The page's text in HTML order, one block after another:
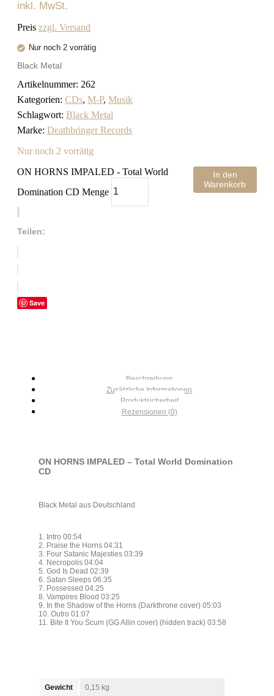
inkl. MwSt.
Preis zzgl. Versand
Nur noch 2 vorrätig
Black Metal
Artikelnummer: 262
Kategorien: CDs, M-P, Musik
Schlagwort: Black Metal
Marke: Deathbringer Records
Nur noch 2 vorrätig
ON HORNS IMPALED - Total World
Domination CD Menge
In den
Warenkorb
Teilen:
Save
Beschreibung
Zusätzliche Informationen
Produktsicherheit
Rezensionen (0)
ON HORNS IMPALED – Total World Domination
CD
Black Metal aus Deutschland
1. Intro 00:54
2. Praise the Horns 04:31
3. Four Satanic Majesties 03:39
4. Necropolis 04:04
5. God Is Dead 02:39
6. Satan Sleeps 06:35
7. Possessed 04:25
8. Vampires Blood 03:25
9. In the Shadow of the Horns (Darkthrone cover) 05:03
10. Outro 01:07
11. Bite It You Scum (GG Allin cover) (hidden track) 03:58
Gewicht 0,15 kg